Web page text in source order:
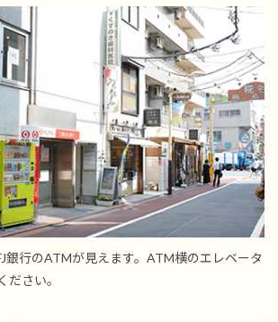
銀行のATMが見えます。ATM横のエレベータ
ださい。